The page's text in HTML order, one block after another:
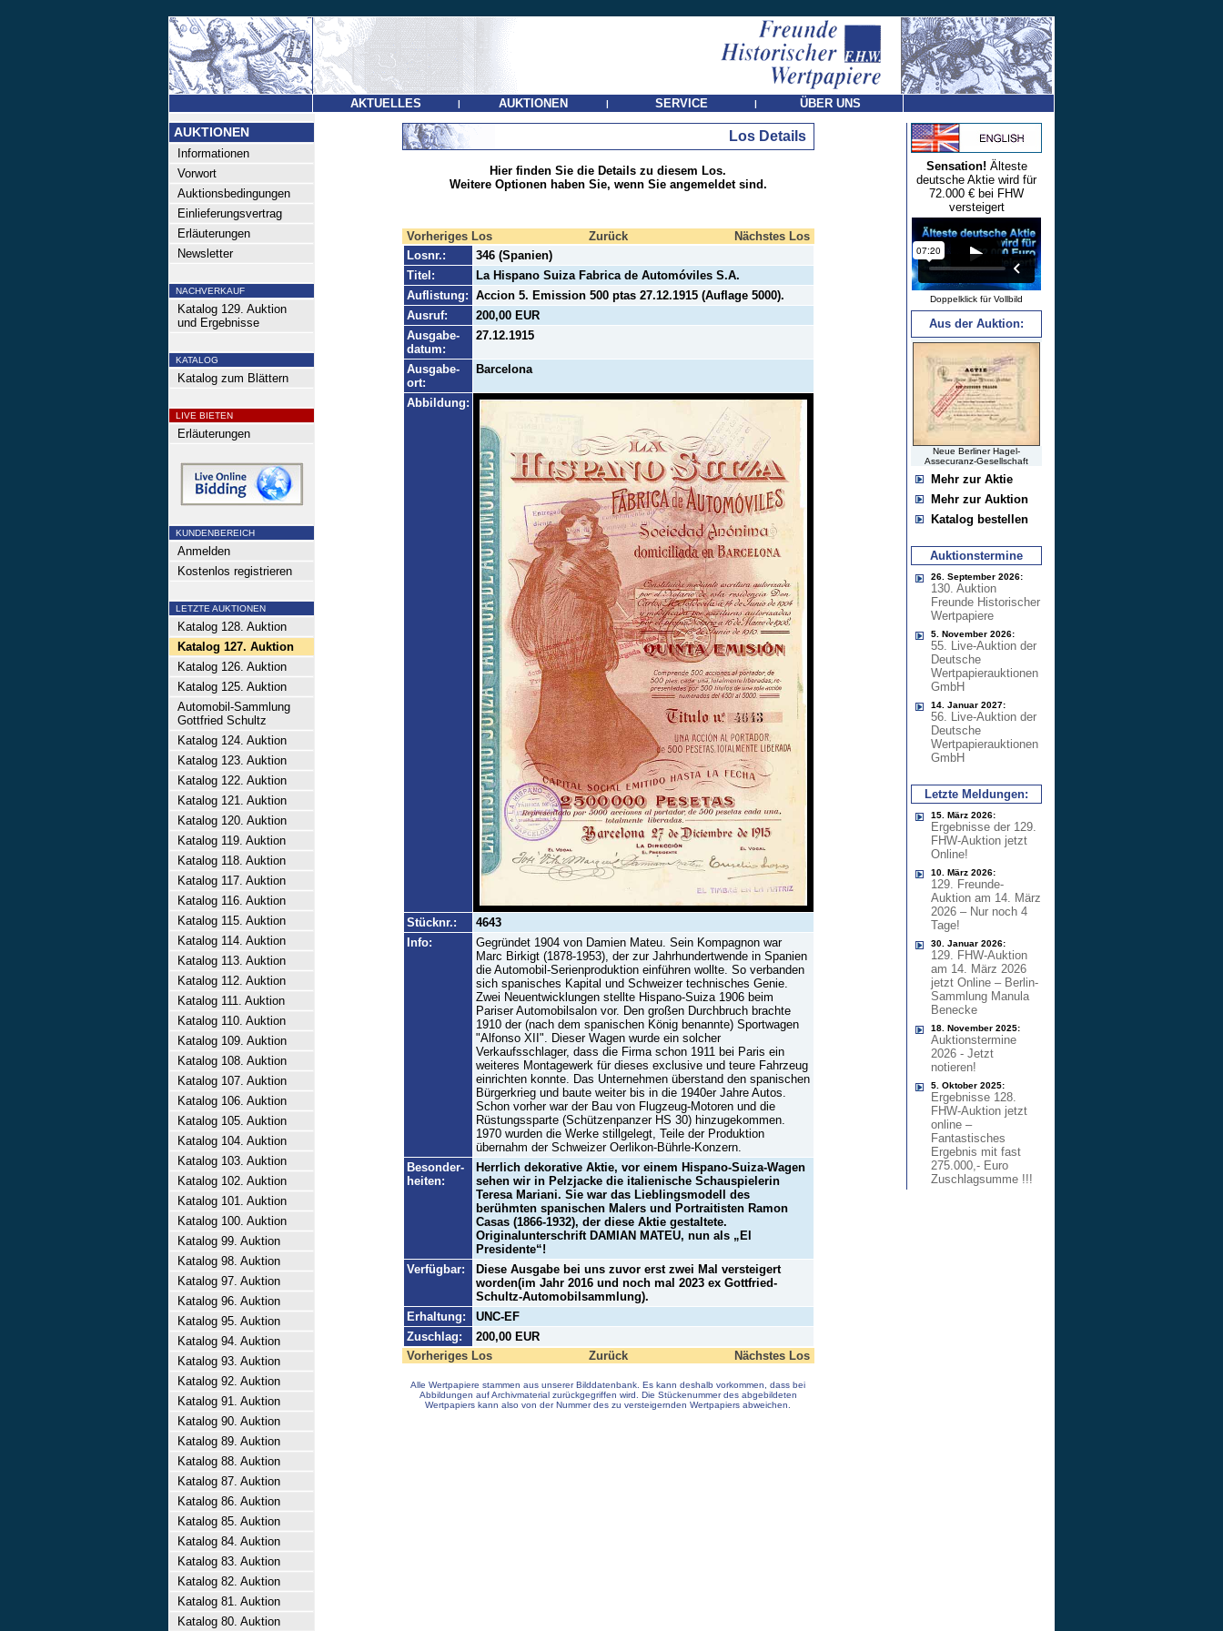
AKTUELLES | AUKTIONEN | SERVICE | ÜBER UNS
AUKTIONEN
Informationen
Vorwort
Auktionsbedingungen
Einlieferungsvertrag
Erläuterungen
Newsletter
NACHVERKAUF
Katalog 129. Auktion
und Ergebnisse
KATALOG
Katalog zum Blättern
LIVE BIETEN
Erläuterungen
KUNDENBEREICH
Anmelden
Kostenlos registrieren
LETZTE AUKTIONEN
Katalog 128. Auktion
Katalog 127. Auktion
Katalog 126. Auktion
Katalog 125. Auktion
Automobil-Sammlung
Gottfried Schultz
Katalog 124. Auktion
Katalog 123. Auktion
Katalog 122. Auktion
Katalog 121. Auktion
Katalog 120. Auktion
Katalog 119. Auktion
Katalog 118. Auktion
Katalog 117. Auktion
Katalog 116. Auktion
Katalog 115. Auktion
Katalog 114. Auktion
Katalog 113. Auktion
Katalog 112. Auktion
Katalog 111. Auktion
Katalog 110. Auktion
Katalog 109. Auktion
Katalog 108. Auktion
Katalog 107. Auktion
Katalog 106. Auktion
Katalog 105. Auktion
Katalog 104. Auktion
Katalog 103. Auktion
Katalog 102. Auktion
Katalog 101. Auktion
Katalog 100. Auktion
Katalog 99. Auktion
Katalog 98. Auktion
Katalog 97. Auktion
Katalog 96. Auktion
Katalog 95. Auktion
Katalog 94. Auktion
Katalog 93. Auktion
Katalog 92. Auktion
Katalog 91. Auktion
Katalog 90. Auktion
Katalog 89. Auktion
Katalog 88. Auktion
Katalog 87. Auktion
Katalog 86. Auktion
Katalog 85. Auktion
Katalog 84. Auktion
Katalog 83. Auktion
Katalog 82. Auktion
Katalog 81. Auktion
Katalog 80. Auktion
Los Details
Hier finden Sie die Details zu diesem Los.
Weitere Optionen haben Sie, wenn Sie angemeldet sind.
Vorheriges Los Zurück
Nächstes Los
Losnr.:
346 (Spanien)
Titel:
La Hispano Suiza Fabrica de Automóviles S.A.
Auflistung: Accion 5. Emission 500 ptas 27.12.1915 (Auflage 5000).
Ausruf:
200,00 EUR
Ausgabe-
datum:
27.12.1915
Ausgabe-
ort:
Barcelona
Abbildung:
Stücknr.:
4643
Info:
Gegründet 1904 von Damien Mateu. Sein Kompagnon war
Marc Birkigt (1878-1953), der zur Jahrhundertwende in Spanien
die Automobil-Serienproduktion einführen wollte. So verbanden
sich spanisches Kapital und Schweizer technisches Genie.
Zwei Neuentwicklungen stellte Hispano-Suiza 1906 beim
Pariser Automobilsalon vor. Den großen Durchbruch brachte
1910 der (nach dem spanischen König benannte) Sportwagen
"Alfonso XII". Dieser Wagen wurde ein solcher
Verkaufsschlager, dass die Firma schon 1911 bei Paris ein
weiteres Montagewerk für dieses exclusive und teure Fahrzeug
einrichten konnte. Das Unternehmen überstand den spanischen
Bürgerkrieg und baute weiter bis in die 1940er Jahre Autos.
Schon vorher war der Bau von Flugzeug-Motoren und die
Rüstungssparte (Schützenpanzer HS 30) hinzugekommen.
1970 wurden die Werke stillgelegt, Teile der Produktion
übernahm der Schweizer Oerlikon-Bührle-Konzern.
Besonder-
heiten:
Herrlich dekorative Aktie, vor einem Hispano-Suiza-Wagen
sehen wir in Pelzjacke die italienische Schauspielerin
Teresa Mariani. Sie war das Lieblingsmodell des
berühmten spanischen Malers und Portraitisten Ramon
Casas (1866-1932), der diese Aktie gestaltete.
Originalunterschrift DAMIAN MATEU, nun als „El
Presidente“!
Verfügbar:
Diese Ausgabe bei uns zuvor erst zwei Mal versteigert
worden(im Jahr 2016 und noch mal 2023 ex Gottfried-
Schultz-Automobilsammlung).
Erhaltung:
UNC-EF
Zuschlag:
200,00 EUR
Vorheriges Los
Zurück Nächstes Los
Alle Wertpapiere stammen aus unserer Bilddatenbank. Es kann deshalb vorkommen, dass bei
Abbildungen auf Archivmaterial zurückgegriffen wird. Die Stückenummer des abgebildeten
Wertpapiers kann also von der Nummer des zu versteigernden Wertpapiers abweichen.
Sensation! Älteste
deutsche Aktie wird für
72.000 € bei FHW
versteigert
Doppelklick für Vollbild
Aus der Auktion:
Neue Berliner Hagel-
Assecuranz-Gesellschaft
Mehr zur Aktie
Mehr zur Auktion
Katalog bestellen
Auktionstermine
26. September 2026:
130. Auktion
Freunde Historischer
Wertpapiere
5. November 2026:
55. Live-Auktion der
Deutsche
Wertpapierauktionen
GmbH
14. Januar 2027:
56. Live-Auktion der
Deutsche
Wertpapierauktionen
GmbH
Letzte Meldungen:
15. März 2026:
Ergebnisse der 129.
FHW-Auktion jetzt
Online!
10. März 2026:
129. Freunde-
Auktion am 14. März
2026 – Nur noch 4
Tage!
30. Januar 2026:
129. FHW-Auktion
am 14. März 2026
jetzt Online – Berlin-
Sammlung Manula
Benecke
18. November 2025:
Auktionstermine
2026 - Jetzt
notieren!
5. Oktober 2025:
Ergebnisse 128.
FHW-Auktion jetzt
online –
Fantastisches
Ergebnis mit fast
275.000,- Euro
Zuschlagsumme !!!